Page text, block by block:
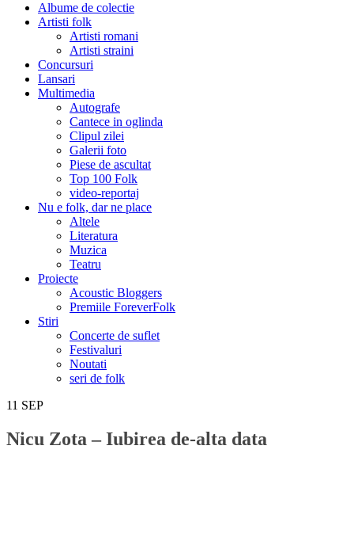
Albume de colectie
Artisti folk
Artisti romani
Artisti straini
Concursuri
Lansari
Multimedia
Autografe
Cantece in oglinda
Clipul zilei
Galerii foto
Piese de ascultat
Top 100 Folk
video-reportaj
Nu e folk, dar ne place
Altele
Literatura
Muzica
Teatru
Proiecte
Acoustic Bloggers
Premiile ForeverFolk
Stiri
Concerte de suflet
Festivaluri
Noutati
seri de folk
11 SEP
Nicu Zota – Iubirea de-alta data